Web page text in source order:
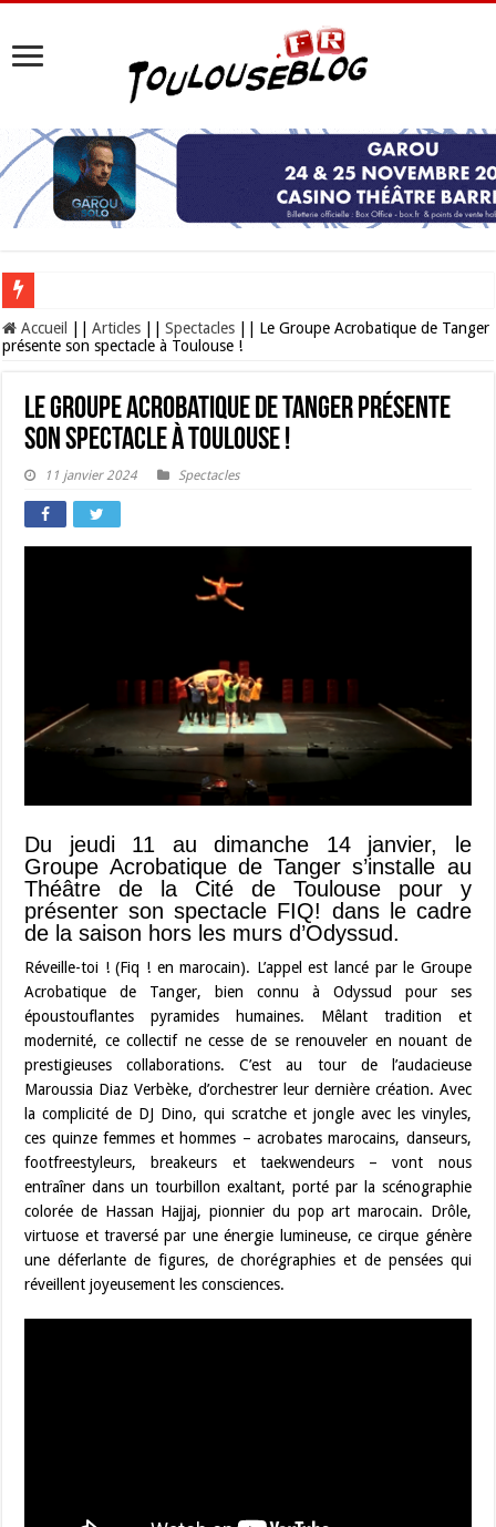
Les Nocturnes de la Cité de l’espace 2026 : l’événement incontournable de
Accueil Articles Spectacles
Le Groupe Acrobatique de Tanger
présente son spectacle à Toulouse !
Le Groupe Acrobatique de Tanger présente
son spectacle à Toulouse !
11 janvier 2024 Spectacles
Du jeudi 11 au dimanche 14 janvier, le
Groupe Acrobatique de Tanger s’installe au
Théâtre de la Cité de Toulouse pour y
présenter son spectacle FIQ! dans le cadre
de la saison hors les murs d’Odyssud.
Réveille-toi ! (Fiq ! en marocain). L’appel est lancé par le Groupe
Acrobatique de Tanger, bien connu à Odyssud pour ses
époustouflantes pyramides humaines. Mêlant tradition et
modernité, ce collectif ne cesse de se renouveler en nouant de
prestigieuses collaborations. C’est au tour de l’audacieuse
Maroussia Diaz Verbèke, d’orchestrer leur dernière création. Avec
la complicité de DJ Dino, qui scratche et jongle avec les vinyles,
ces quinze femmes et hommes – acrobates marocains, danseurs,
footfreestyleurs, breakeurs et taekwendeurs – vont nous
entraîner dans un tourbillon exaltant, porté par la scénographie
colorée de Hassan Hajjaj, pionnier du pop art marocain. Drôle,
virtuose et traversé par une énergie lumineuse, ce cirque génère
une déferlante de figures, de chorégraphies et de pensées qui
réveillent joyeusement les consciences.